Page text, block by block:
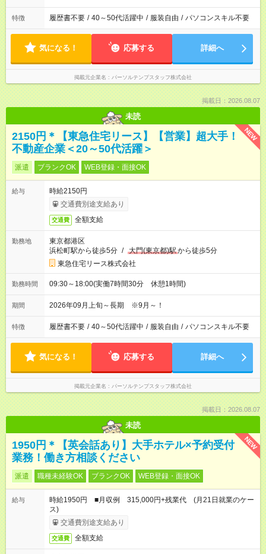
特徴 履歴書不要 / 40～50代活躍中 / 服装自由 / パソコンスキル不要
気になる！ 応募する 詳細へ
掲載元企業名 パーソルテンプスタッフ株式会社
掲載日：2026.08.07
未読
NEW
2150円＊【東急住宅リース】【営業】超大手！
不動産企業＜20～50代活躍＞
派遣 ブランクOK WEB登録・面接OK
給与
時給2150円
交通費別途支給あり
交通費 全額支給
勤務地
東京都港区
浜松町駅から徒歩5分 / 大門(東京都)駅から徒歩5分
東急住宅リース株式会社
勤務時間 09:30～18:00(実働7時間30分 休憩1時間)
期間 2026年09月上旬～長期 ※9月～！
特徴 履歴書不要 / 40～50代活躍中 / 服装自由 / パソコンスキル不要
気になる！ 応募する 詳細へ
掲載元企業名 パーソルテンプスタッフ株式会社
掲載日：2026.08.07
未読
NEW
1950円＊【英会話あり】大手ホテル×予約受付
業務！働き方相談ください
派遣 職種未経験OK ブランクOK WEB登録・面接OK
給与
時給1950円 ■月収例 315,000円+残業代 (月21日就業のケー
ス)
交通費別途支給あり
交通費 全額支給